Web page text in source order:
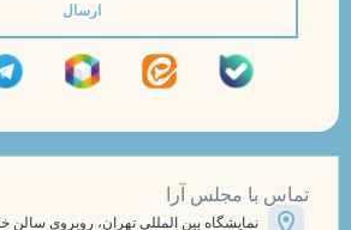
ارسال
تماس با مجلس آرا
نمایشگاه بین المللی تهران، روبروی سالن